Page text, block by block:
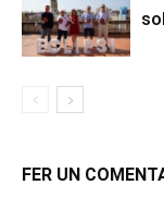
FER UN